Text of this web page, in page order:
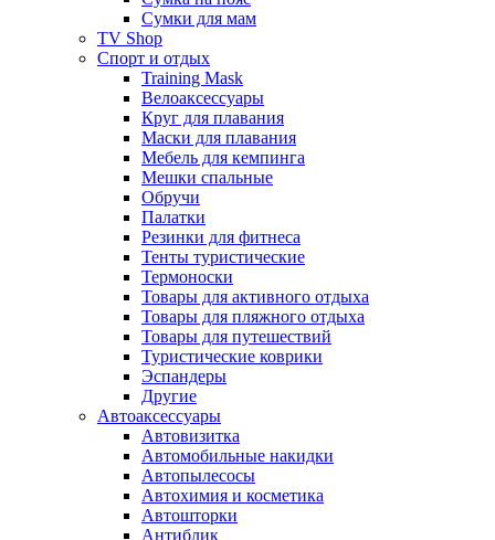
Сумки для мам
TV Shop
Спорт и отдых
Training Mask
Велоаксессуары
Круг для плавания
Маски для плавания
Мебель для кемпинга
Мешки спальные
Обручи
Палатки
Резинки для фитнеса
Тенты туристические
Термоноски
Товары для активного отдыха
Товары для пляжного отдыха
Товары для путешествий
Туристические коврики
Эспандеры
Другие
Автоаксессуары
Автовизитка
Автомобильные накидки
Автопылесосы
Автохимия и косметика
Автошторки
Антиблик